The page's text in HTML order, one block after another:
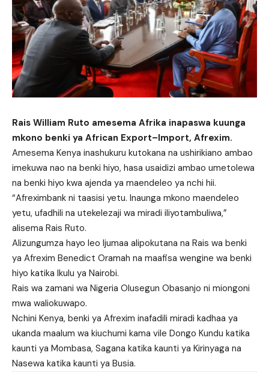
Rais William Ruto amesema Afrika inapaswa kuunga
mkono benki ya African Export–Import, Afrexim.
Amesema Kenya inashukuru kutokana na ushirikiano ambao
imekuwa nao na benki hiyo, hasa usaidizi ambao umetolewa
na benki hiyo kwa ajenda ya maendeleo ya nchi hii.
“Afreximbank ni taasisi yetu. Inaunga mkono maendeleo
yetu, ufadhili na utekelezaji wa miradi iliyotambuliwa,”
alisema Rais Ruto.
Alizungumza hayo leo Ijumaa alipokutana na Rais wa benki
ya Afrexim Benedict Oramah na maafisa wengine wa benki
hiyo katika Ikulu ya Nairobi.
Rais wa zamani wa Nigeria Olusegun Obasanjo ni miongoni
mwa waliokuwapo.
Nchini Kenya, benki ya Afrexim inafadili miradi kadhaa ya
ukanda maalum wa kiuchumi kama vile Dongo Kundu katika
kaunti ya Mombasa, Sagana katika kaunti ya Kirinyaga na
Nasewa katika kaunti ya Busia.